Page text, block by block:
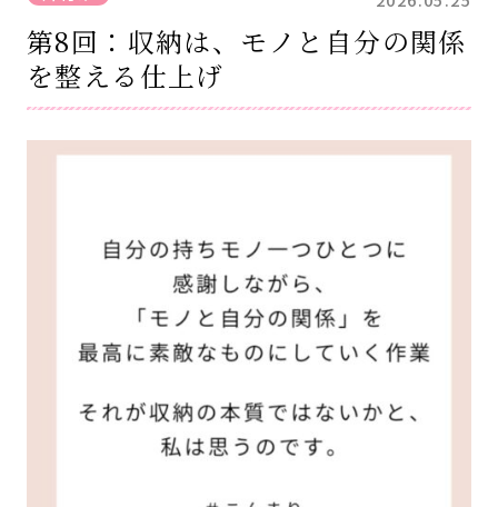
第8回：収納は、モノと自分の関係
を整える仕上げ